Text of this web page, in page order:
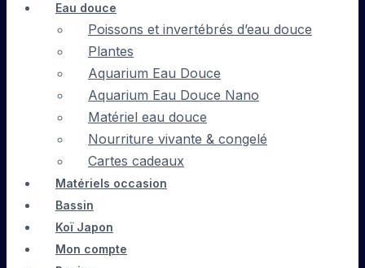
Eau douce
Poissons et invertébrés d’eau douce
Plantes
Aquarium Eau Douce
Aquarium Eau Douce Nano
Matériel eau douce
Nourriture vivante & congelé
Cartes cadeaux
Matériels occasion
Bassin
Koï Japon
Mon compte